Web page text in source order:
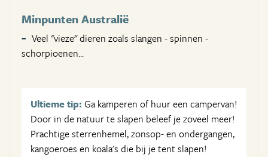
Minpunten Australië
Veel "vieze" dieren zoals slangen - spinnen -
schorpioenen...
Ultieme tip: Ga kamperen of huur een campervan!
Door in de natuur te slapen beleef je zoveel meer!
Prachtige sterrenhemel, zonsop- en ondergangen,
kangoeroes en koala's die bij je tent slapen!